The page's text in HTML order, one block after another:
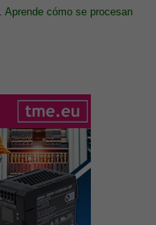
Aprende cómo se procesan